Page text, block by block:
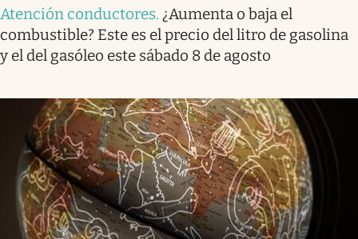
Atención conductores. ¿Aumenta o baja el
combustible? Este es el precio del litro de gasolina
y el del gasóleo este sábado 8 de agosto